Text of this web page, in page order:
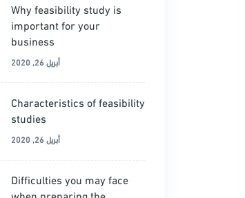
Why feasibility study is
important for your
business
أبريل 26, 2020
Characteristics of feasibility
studies
أبريل 26, 2020
Difficulties you may face